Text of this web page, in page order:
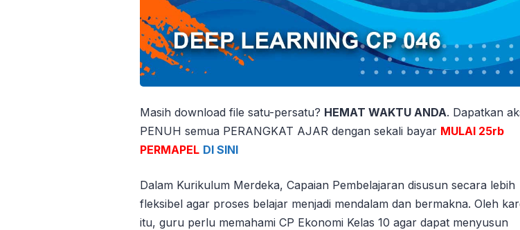
Masih download file satu-persatu? HEMAT WAKTU ANDA. Dapatkan
PENUH semua PERANGKAT AJAR dengan sekali bayar MULAI 25rb
PERMAPEL DI SINI
Dalam Kurikulum Merdeka, Capaian Pembelajaran disusun secara lebih
fleksibel agar proses belajar menjadi mendalam dan bermakna. Oleh
itu, guru perlu memahami CP Ekonomi Kelas 10 agar dapat menyusun